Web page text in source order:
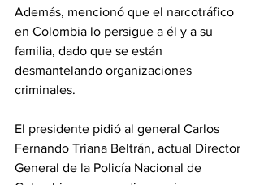
Además, mencionó que el narcotráfico
en Colombia lo persigue a él y a su
familia, dado que se están
desmantelando organizaciones
criminales.
El presidente pidió al general Carlos
Fernando Triana Beltrán, actual Director
General de la Policía Nacional de